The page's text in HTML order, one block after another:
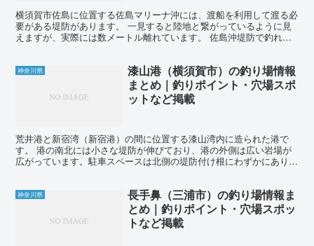
横須賀市佐島に位置する佐島マリーナ沖には、渡船を利用して渡る必
要がある堤防があります。 一見すると陸地と繋がっているように見
えますが、実際には数メートル離れています。 佐島沖堤防で釣れる
神奈川県
漆山港（横須賀市）の釣り場情報
まとめ｜釣りポイント・穴場スポ
ットなど掲載
荒井港と新宿湾（新宿港）の間に位置する漆山湾内に造られた港で
す。 港の南北には小さな堤防が伸びており、港の外側は広い岩場が
広がっています。駐車スペースは北側の堤防付け根にわずかにありま
神奈川県
長手鼻（三浦市）の釣り場情報ま
とめ｜釣りポイント・穴場スポッ
トなど掲載